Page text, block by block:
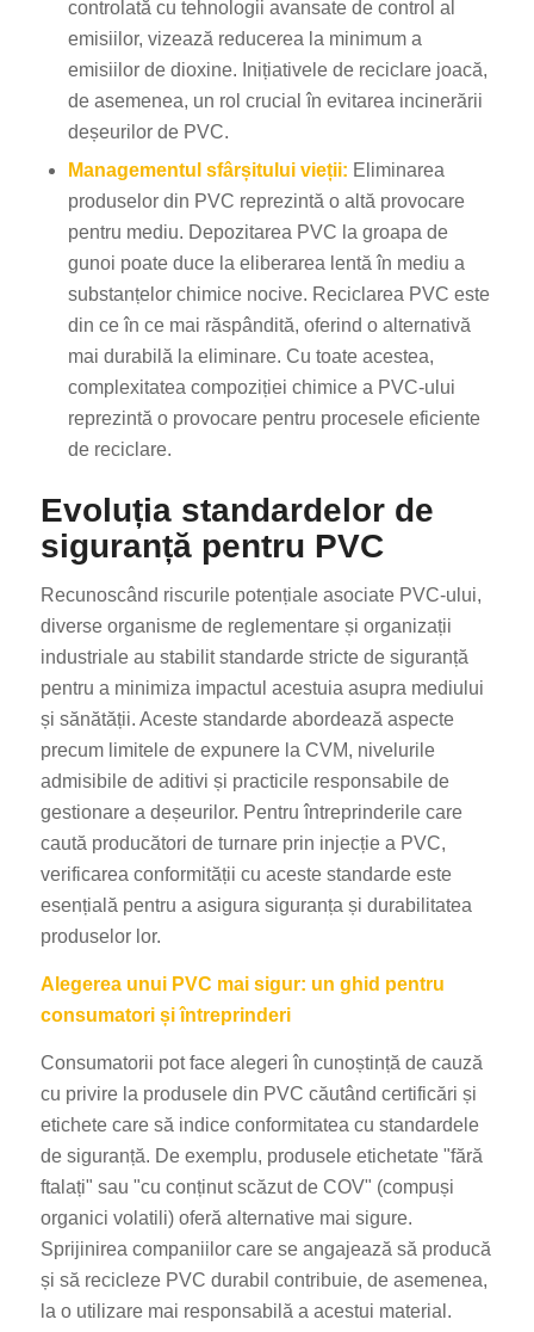
controlată cu tehnologii avansate de control al
emisiilor, vizează reducerea la minimum a
emisiilor de dioxine. Inițiativele de reciclare joacă,
de asemenea, un rol crucial în evitarea incinerării
deșeurilor de PVC.
Managementul sfârșitului vieții: Eliminarea
produselor din PVC reprezintă o altă provocare
pentru mediu. Depozitarea PVC la groapa de
gunoi poate duce la eliberarea lentă în mediu a
substanțelor chimice nocive. Reciclarea PVC este
din ce în ce mai răspândită, oferind o alternativă
mai durabilă la eliminare. Cu toate acestea,
complexitatea compoziției chimice a PVC-ului
reprezintă o provocare pentru procesele eficiente
de reciclare.
Evoluția standardelor de
siguranță pentru PVC
Recunoscând riscurile potențiale asociate PVC-ului,
diverse organisme de reglementare și organizații
industriale au stabilit standarde stricte de siguranță
pentru a minimiza impactul acestuia asupra mediului
și sănătății. Aceste standarde abordează aspecte
precum limitele de expunere la CVM, nivelurile
admisibile de aditivi și practicile responsabile de
gestionare a deșeurilor. Pentru întreprinderile care
caută producători de turnare prin injecție a PVC,
verificarea conformității cu aceste standarde este
esențială pentru a asigura siguranța și durabilitatea
produselor lor.
Alegerea unui PVC mai sigur: un ghid pentru
consumatori și întreprinderi
Consumatorii pot face alegeri în cunoștință de cauză
cu privire la produsele din PVC căutând certificări și
etichete care să indice conformitatea cu standardele
de siguranță. De exemplu, produsele etichetate "fără
ftalați" sau "cu conținut scăzut de COV" (compuși
organici volatili) oferă alternative mai sigure.
Sprijinirea companiilor care se angajează să producă
și să recicleze PVC durabil contribuie, de asemenea,
la o utilizare mai responsabilă a acestui material.